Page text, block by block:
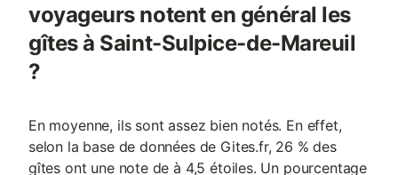
voyageurs notent en général les
gîtes à Saint-Sulpice-de-Mareuil
?
En moyenne, ils sont assez bien notés. En effet,
selon la base de données de Gites.fr, 26 % des
gîtes ont une note de à 4,5 étoiles. Un pourcentage